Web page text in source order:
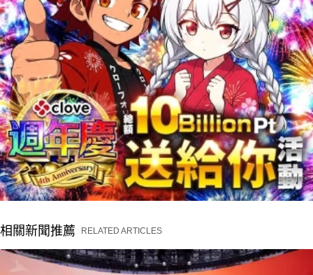
相關新聞推薦 RELATED ARTICLES